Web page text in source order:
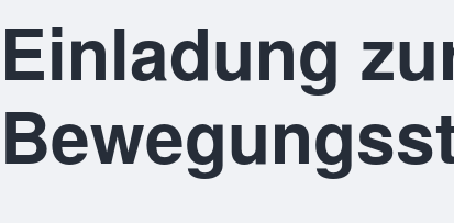
Einladung